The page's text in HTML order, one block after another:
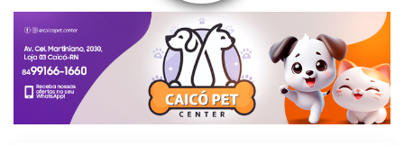
v
g
t
i
o
n